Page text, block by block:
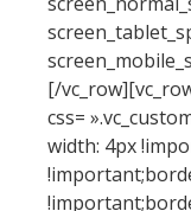
[/
css=
width: 4px